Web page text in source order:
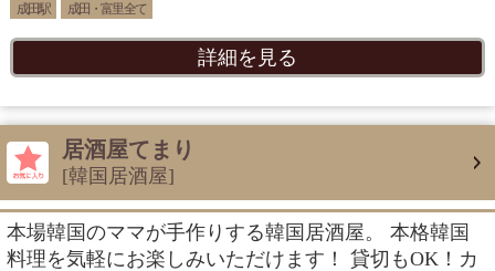
成田駅 成田・富里 全て
詳細を見る
居酒屋てまり
[韓国居酒屋]
本場韓国のママが手作りする韓国居酒屋。 本格韓国
料理を気軽にお楽しみいただけます！ 貸切もOK！カ